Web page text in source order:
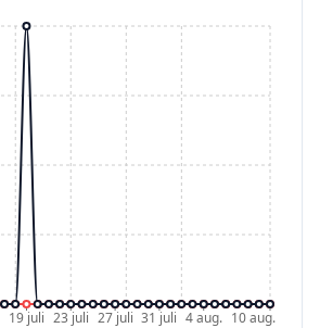
19 juli 23 juli 27 juli 31 juli 4 aug. 10 aug.